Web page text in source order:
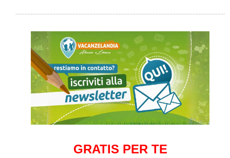
GRATIS PER TE